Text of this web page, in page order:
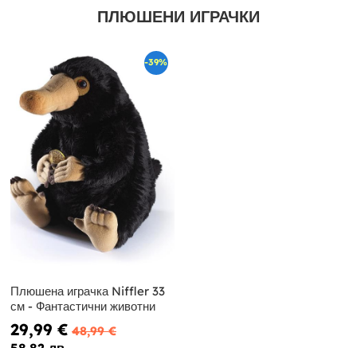
ПЛЮШЕНИ ИГРАЧКИ
-39%
Плюшена играчка Niffler 33
см - Фантастични животни
29,99 € 48,99 €